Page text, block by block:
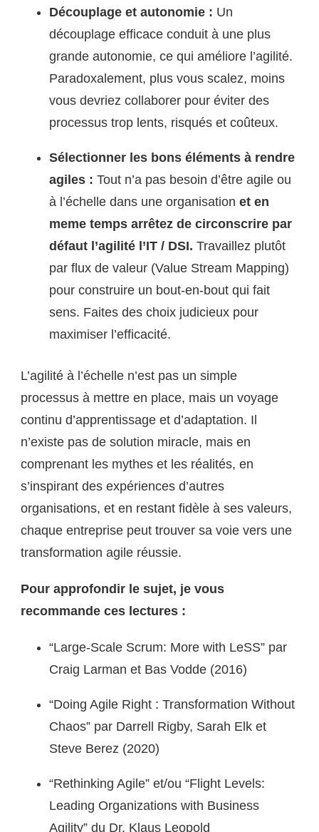
Découplage et autonomie : Un
découplage efficace conduit à une plus
grande autonomie, ce qui améliore l’agilité.
Paradoxalement, plus vous scalez, moins
vous devriez collaborer pour éviter des
processus trop lents, risqués et coûteux.
Sélectionner les bons éléments à rendre
agiles : Tout n’a pas besoin d’être agile ou
à l’échelle dans une organisation et en
meme temps arrêtez de circonscrire par
défaut l’agilité l’IT / DSI. Travaillez plutôt
par flux de valeur (Value Stream Mapping)
pour construire un bout-en-bout qui fait
sens. Faites des choix judicieux pour
maximiser l’efficacité.
L’agilité à l’échelle n’est pas un simple
processus à mettre en place, mais un voyage
continu d’apprentissage et d’adaptation. Il
n’existe pas de solution miracle, mais en
comprenant les mythes et les réalités, en
s’inspirant des expériences d’autres
organisations, et en restant fidèle à ses valeurs,
chaque entreprise peut trouver sa voie vers une
transformation agile réussie.
Pour approfondir le sujet, je vous
recommande ces lectures :
“Large-Scale Scrum: More with LeSS” par
Craig Larman et Bas Vodde (2016)
“Doing Agile Right : Transformation Without
Chaos” par Darrell Rigby, Sarah Elk et
Steve Berez (2020)
“Rethinking Agile” et/ou “Flight Levels:
Leading Organizations with Business
Agility” du Dr. Klaus Leopold